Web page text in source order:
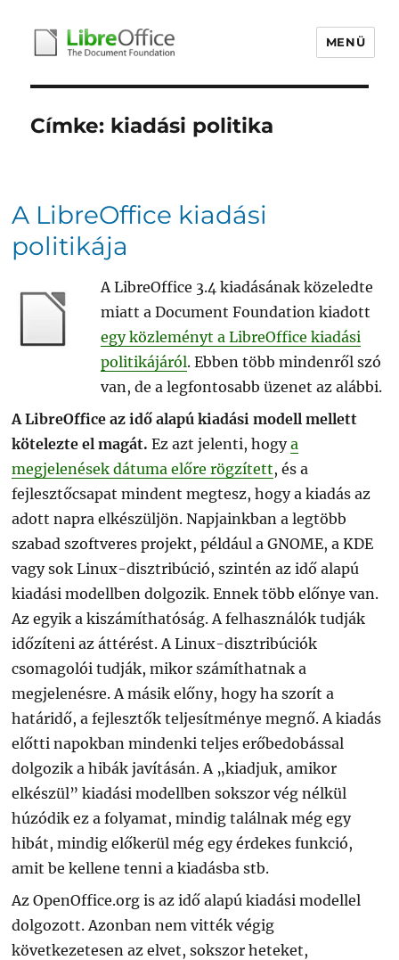
libreoffice.hu
MENÜ
Címke: kiadási politika
A LibreOffice kiadási
politikája
A LibreOffice 3.4 kiadásának közeledte
miatt a Document Foundation kiadott
egy közleményt a LibreOffice kiadási
politikájáról. Ebben több mindenről szó
van, de a legfontosabb üzenet az alábbi.
A LibreOffice az idő alapú kiadási modell mellett
kötelezte el magát. Ez azt jelenti, hogya
megjelenések dátuma előre rögzített, és a
fejlesztőcsapat mindent megtesz, hogy a kiadás az
adott napra elkészüljön. Napjainkban a legtöbb
szabad szoftveres projekt, például a GNOME, a KDE
vagy sok Linux-disztribúció, szintén az idő alapú
kiadási modellben dolgozik. Ennek több előnye van.
Az egyik a kiszámíthatóság. A felhasználók tudják
időzíteni az áttérést. A Linux-disztribúciók
csomagolói tudják, mikor számíthatnak a
megjelenésre. A másik előny, hogy ha szorít a
határidő, a fejlesztők teljesítménye megnő. A kiadás
előtti napokban mindenki teljes erőbedobással
dolgozik a hibák javításán. A „kiadjuk, amikor
elkészül” kiadási modellben sokszor vég nélkül
húzódik ez a folyamat, mindig találnak még egy
hibát, mindig előkerül még egy érdekes funkció,
amit be kellene tenni a kiadásba stb.
Az OpenOffice.org is az idő alapú kiadási modellel
dolgozott. Azonban nem vitték végig
következetesen az elvet, sokszor heteket,